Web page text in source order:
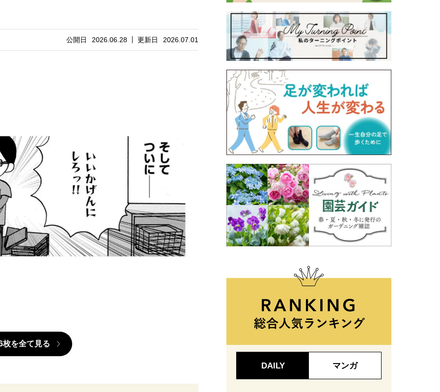
公開日 2026.06.28 更新日 2026.07.01
枚を全て見る
DAILY マンガ